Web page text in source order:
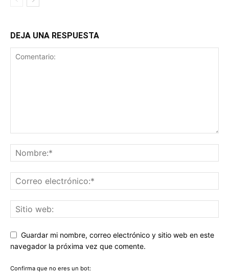
DEJA UNA RESPUESTA
Guardar mi nombre, correo electrónico y sitio web en este
navegador la próxima vez que comente.
Confirma que no eres un bot: